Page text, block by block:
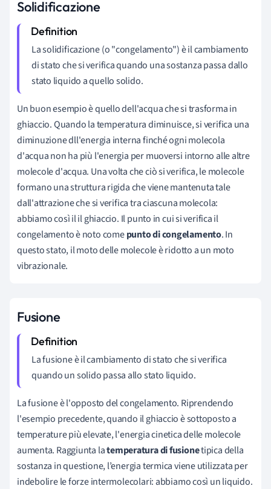
Solidificazione
La solidificazione (o "congelamento") è il cambiamento
di stato che si verifica quando una sostanza passa dallo
stato liquido a quello solido.
Un buon esempio è quello dell'acqua che si trasforma in
ghiaccio. Quando la temperatura diminuisce, si verifica una
diminuzione dll'energia interna finché ogni molecola
d'acqua non ha più l'energia per muoversi intorno alle altre
molecole d'acqua. Una volta che ciò si verifica, le molecole
formano una struttura rigida che viene mantenuta tale
dall'attrazione che si verifica tra ciascuna molecola:
abbiamo così il il ghiaccio. Il punto in cui si verifica il
congelamento è noto comepunto di congelamento. In
questo stato, il moto delle molecole è ridotto a un moto
vibrazionale.
Fusione
La fusione è il cambiamento di stato che si verifica
quando un solido passa allo stato liquido.
La fusione è l'opposto del congelamento. Riprendendo
l'esempio precedente, quando il ghiaccio è sottoposto a
temperature più elevate, l'energia cinetica delle molecole
aumenta. Raggiunta latemperatura di fusionetipica della
sostanza in questione, l’energia termica viene utilizzata per
indebolire le forze intermolecolari: abbiamo così un liquido.